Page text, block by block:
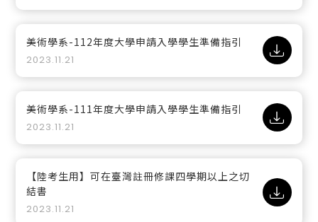
美術學系-112年度大學申請入學學生準備指引
2023.11.21
美術學系-111年度大學申請入學學生準備指引
2023.11.21
【陸考生用】可在臺灣註冊修課四學期以上之切
結書
2023.11.21